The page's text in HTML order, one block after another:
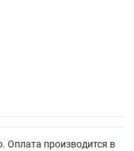
Оплата производится в